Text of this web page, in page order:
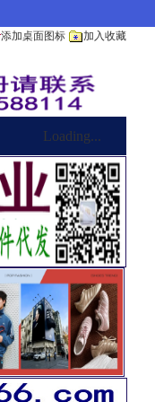
添加桌面图标
加入收藏
Loading...